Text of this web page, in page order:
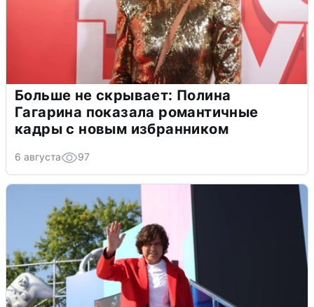
Больше не скрывает: Полина
Гагарина показала романтичные
кадры с новым избранником
6 августа 97